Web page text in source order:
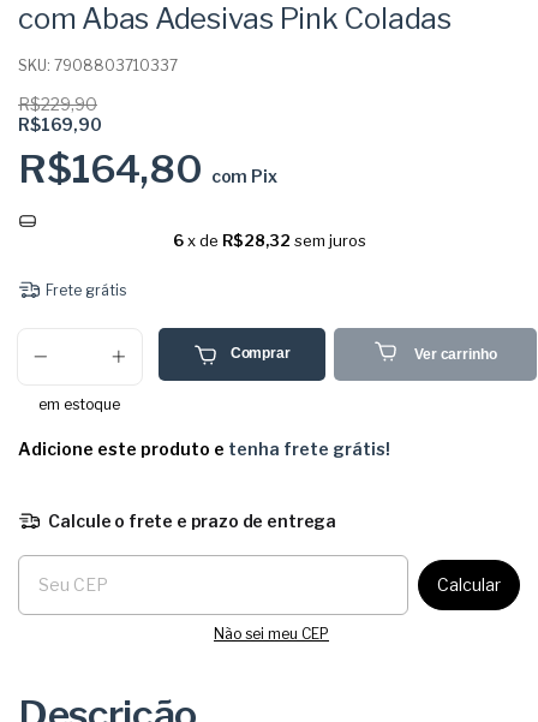
com Abas Adesivas Pink Coladas
SKU: 7908803710337
R$229,90
R$169,90
R$164,80 com Pix
6 x de R$28,32 sem juros
Frete grátis
em estoque
Comprar Ver carrinho
Adicione este produto e tenha frete grátis!
Calcule o frete e prazo de entrega
Entregas para o CEP:
Calcular
Não sei meu CEP